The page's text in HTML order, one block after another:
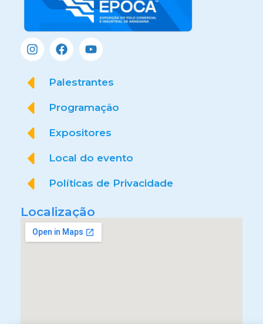
Palestrantes
Programação
Expositores
Local do evento
Políticas de Privacidade
Localização